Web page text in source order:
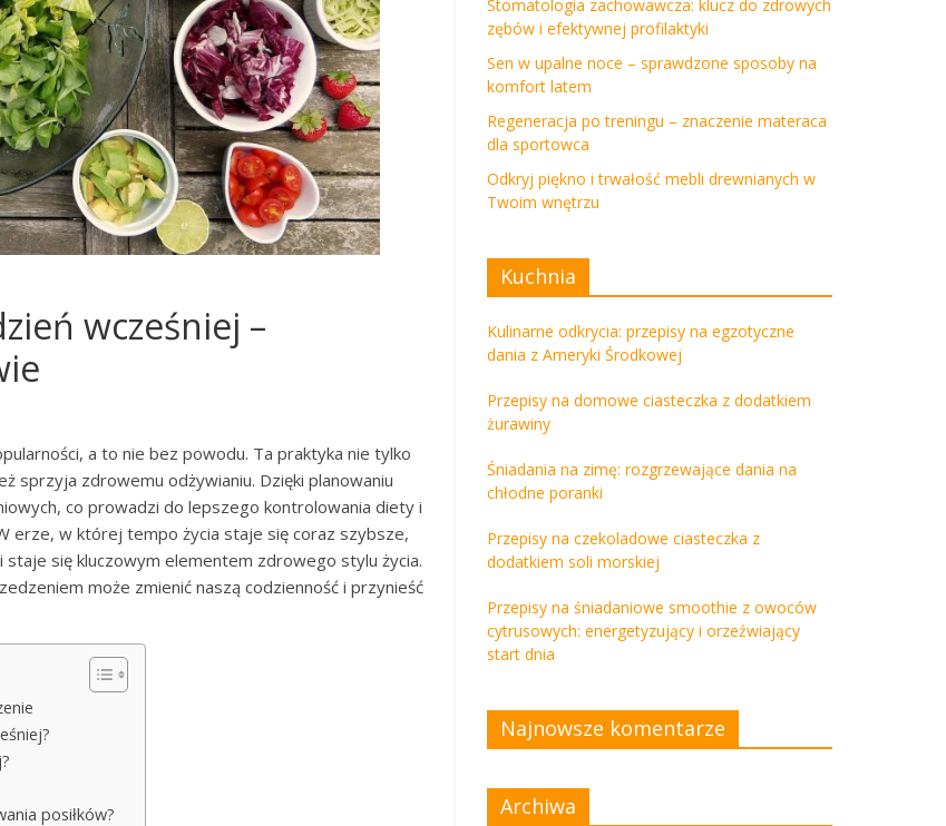
wcześniej –
a to nie bez powodu. Ta praktyka nie tylko
sprzyja zdrowemu odżywianiu. Dzięki planowaniu
co prowadzi do lepszego kontrolowania diety i
erze, w której tempo życia staje się coraz szybsze,
się kluczowym elementem zdrowego stylu życia.
może zmienić naszą codzienność i przynieść
posiłków?
Stomatologia zachowawcza: klucz do zdrowych
zębów i efektywnej profilaktyki
Sen w upalne noce – sprawdzone sposoby na
komfort latem
Regeneracja po treningu – znaczenie materaca
dla sportowca
Odkryj piękno i trwałość mebli drewnianych w
Twoim wnętrzu
Kuchnia
Kulinarne odkrycia: przepisy na egzotyczne
dania z Ameryki Środkowej
Przepisy na domowe ciasteczka z dodatkiem
żurawiny
Śniadania na zimę: rozgrzewające dania na
chłodne poranki
Przepisy na czekoladowe ciasteczka z
dodatkiem soli morskiej
Przepisy na śniadaniowe smoothie z owoców
cytrusowych: energetyzujący i orzeźwiający
start dnia
Najnowsze komentarze
Archiwa